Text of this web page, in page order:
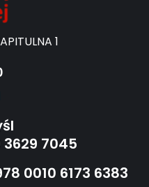
1
3629 7045
0010 6173 6383